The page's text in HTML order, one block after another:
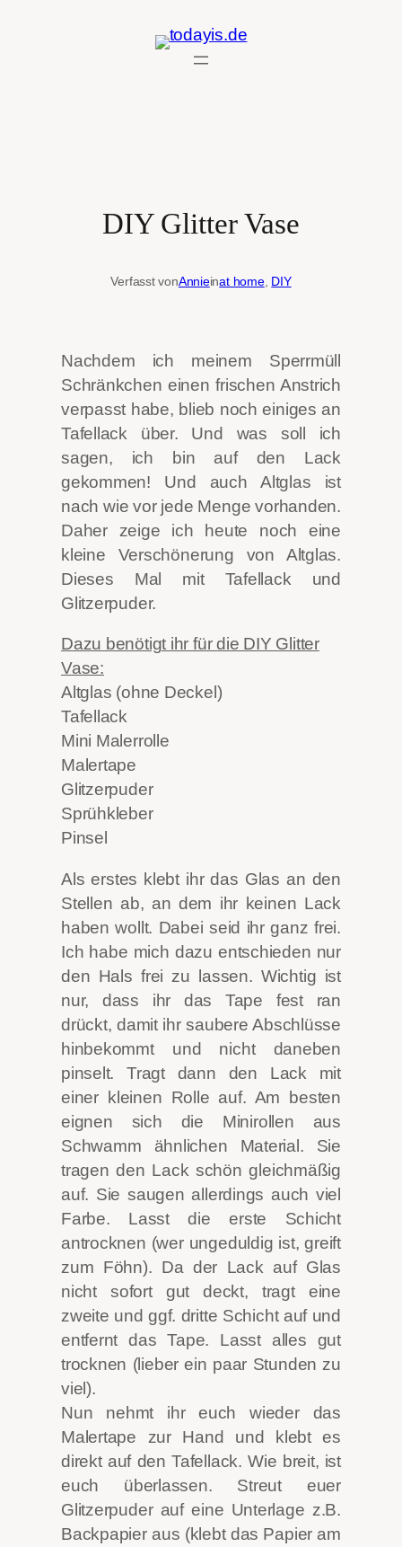
DIY Glitter Vase
Verfasst vonAnnieinat home, DIY
Nachdem ich meinem Sperrmüll
Schränkchen einen frischen Anstrich
verpasst habe, blieb noch einiges an
Tafellack über. Und was soll ich
sagen, ich bin auf den Lack
gekommen! Und auch Altglas ist
nach wie vor jede Menge vorhanden.
Daher zeige ich heute noch eine
kleine Verschönerung von Altglas.
Dieses Mal mit Tafellack und
Glitzerpuder.
Dazu benötigt ihr für die DIY Glitter
Vase:
Altglas (ohne Deckel)
Tafellack
Mini Malerrolle
Malertape
Glitzerpuder
Sprühkleber
Pinsel
Als erstes klebt ihr das Glas an den
Stellen ab, an dem ihr keinen Lack
haben wollt. Dabei seid ihr ganz frei.
Ich habe mich dazu entschieden nur
den Hals frei zu lassen. Wichtig ist
nur, dass ihr das Tape fest ran
drückt, damit ihr saubere Abschlüsse
hinbekommt und nicht daneben
pinselt. Tragt dann den Lack mit
einer kleinen Rolle auf. Am besten
eignen sich die Minirollen aus
Schwamm ähnlichen Material. Sie
tragen den Lack schön gleichmäßig
auf. Sie saugen allerdings auch viel
Farbe. Lasst die erste Schicht
antrocknen (wer ungeduldig ist, greift
zum Föhn). Da der Lack auf Glas
nicht sofort gut deckt, tragt eine
zweite und ggf. dritte Schicht auf und
entfernt das Tape. Lasst alles gut
trocknen (lieber ein paar Stunden zu
viel).
Nun nehmt ihr euch wieder das
Malertape zur Hand und klebt es
direkt auf den Tafellack. Wie breit, ist
euch überlassen. Streut euer
Glitzerpuder auf eine Unterlage z.B.
Backpapier aus (klebt das Papier am